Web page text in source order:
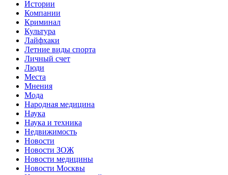
Истории
Компании
Криминал
Культура
Лайфхаки
Летние виды спорта
Личный счет
Люди
Места
Мнения
Мода
Народная медицина
Наука
Наука и техника
Недвижимость
Новости
Новости ЗОЖ
Новости медицины
Новости Москвы